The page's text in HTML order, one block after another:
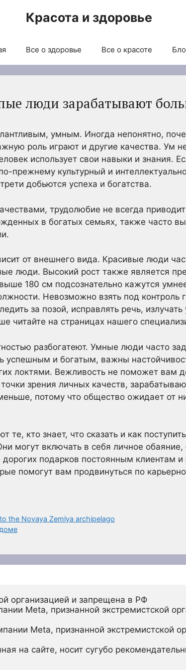
Красота и здоровье
Все о здоровье Все о красоте
люди зарабатывают
умным. Иногда непонятно,
роль играют и другие качества. Ум
использует свои навыки и знания.
прежнему культурный и
добьются успеха и богатства.
трудолюбие не всегда
в богатых семьях, также часто
от внешнего вида. Красивые люди
люди. Высокий рост также является
180 см подсознательно кажутся
Невозможно взять под контроль
за позой, исправлять речь,
читайте на страницах нашего
разбогатеют. Умные люди часто
успешным и богатым, важны
локтями. Вежливость не поможет вам
зрения личных качеств,
потому что общество ожидает от
те, кто знает, что сказать и как
могут включать в себя личное
дорогих подарков постоянным клиентам
помогут вам продвинуться по
the Novaya Zemlya archipelago
организацией и запрещена в РФ
Meta, признанной экстремистской
Meta, признанной экстремистской
на сайте, носит сугубо